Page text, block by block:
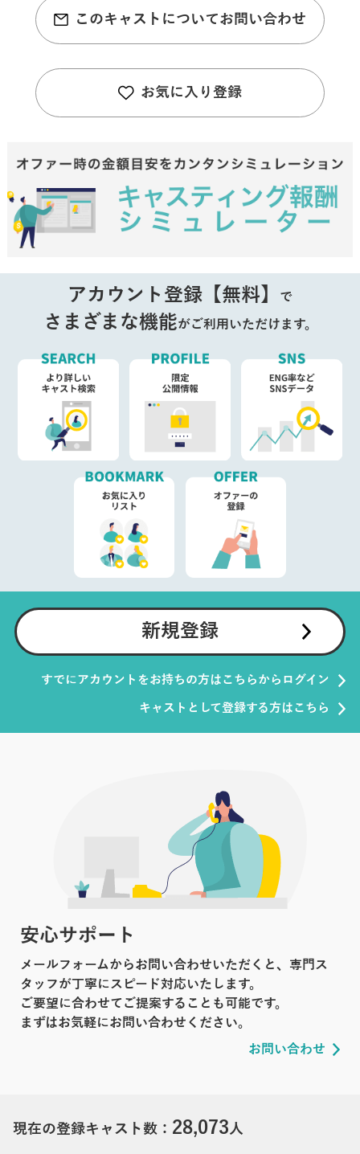
このキャストについてお問い合わせ
お気に入り登録
アカウント登録【無料】 で
さまざまな機能がご利用いただけます。
新規登録
すでにアカウントをお持ちの方はこちらからログイン
キャストとして登録する方はこちら
安心サポート
メールフォームからお問い合わせいただくと、専門ス
タッフが丁寧にスピード対応いたします。
ご要望に合わせてご提案することも可能です。
まずはお気軽にお問い合わせください。
お問い合わせ
現在の登録キャスト数： 28,073人